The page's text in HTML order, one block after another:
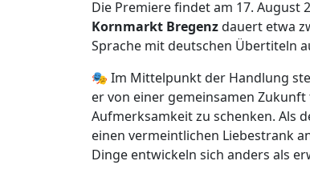
Die Premiere findet am 17. August
Kornmarkt Bregenzdauert etwa
Sprache mit deutschen Übertiteln
🎭 Im Mittelpunkt der Handlung
er von einer gemeinsamen
Aufmerksamkeit zu schenken. Als
einen vermeintlichen Liebestrank
Dinge entwickeln sich anders als